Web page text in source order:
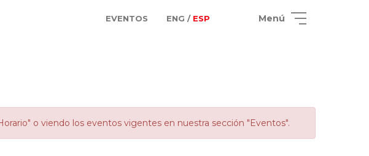
EVENTOS ENG / ESP Menú
o viendo los eventos vigentes en nuestra sección "Eventos".